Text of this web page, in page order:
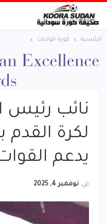
الرئيسية كورة الولايات
نائب رئيس
لكرة القدم
يدعم
في نوفمبر 4, 2025